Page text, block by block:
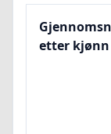
etter kjønn